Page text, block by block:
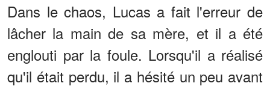
Dans le chaos, Lucas a fait l'erreur de
lâcher la main de sa mère, et il a été
englouti par la foule. Lorsqu'il a réalisé
qu'il était perdu, il a hésité un peu avant